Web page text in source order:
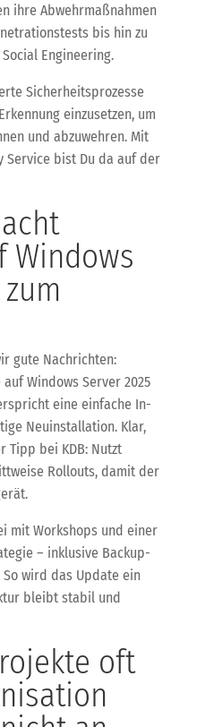
ihre Abwehrmaßnahmen
bis hin zu
Engineering.
Sicherheitsprozesse
einzusetzen, um
und abzuwehren. Mit
Service bist Du da auf der
Windows
gute Nachrichten:
Windows Server 2025
eine einfache In-
Neuinstallation. Klar,
Tipp bei KDB: Nutzt
Rollouts, damit der
mit Workshops und einer
– inklusive Backup-
wird das Update ein
bleibt stabil und
oft